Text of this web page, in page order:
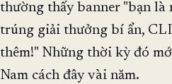
thường thấy banner "bạn là
trúng giải thưởng bí ẩn,
thêm!" Những thời kỳ đó
Nam cách đây vài năm.